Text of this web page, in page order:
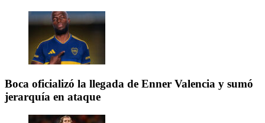
Boca oficializó la llegada de Enner Valencia y sumó
jerarquía en ataque